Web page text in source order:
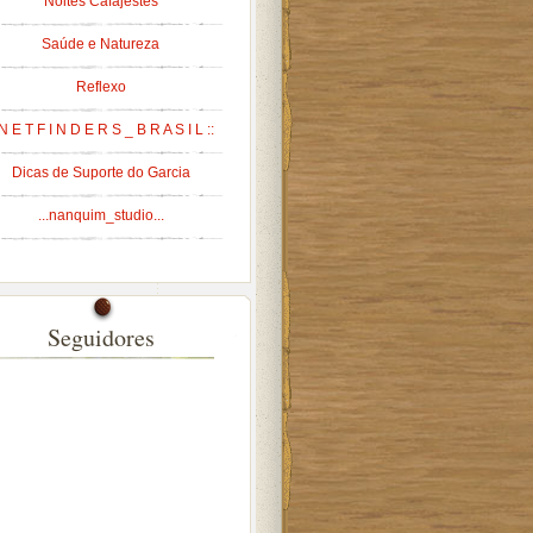
Saúde e Natureza
Reflexo
E T F I N D E R S _ B R A S I L ::
Dicas de Suporte do Garcia
...nanquim_studio...
Seguidores